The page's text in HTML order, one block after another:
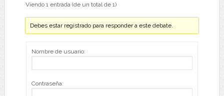
Viendo 1 entrada (de un total de 1)
Debes estar registrado para responder a este debate.
Nombre de usuario:
Contraseña: